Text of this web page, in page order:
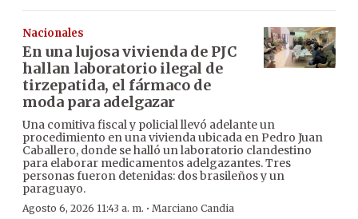
Nacionales
En una lujosa vivienda de PJC
hallan laboratorio ilegal de
tirzepatida, el fármaco de
moda para adelgazar
Una comitiva fiscal y policial llevó adelante un
procedimiento en una vivienda ubicada en Pedro Juan
Caballero, donde se halló un laboratorio clandestino
para elaborar medicamentos adelgazantes. Tres
personas fueron detenidas: dos brasileños y un
paraguayo.
Agosto 6, 2026 11:43 a. m. · Marciano Candia